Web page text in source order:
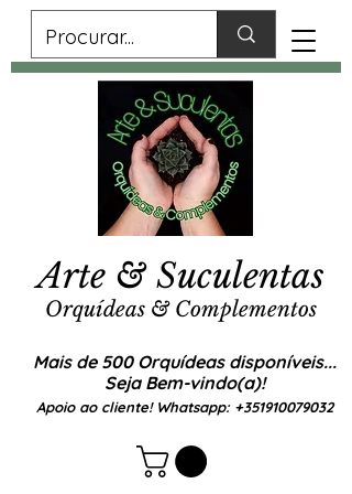
Mais de 500 Orquídeas disponíveis...
Seja Bem-vindo(a)!
Apoio ao cliente! Whatsapp: +351910079032
Arte & Suculentas
Orquídeas & Complementos